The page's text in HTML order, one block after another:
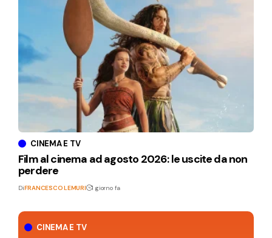
CINEMA E TV
CINEMA E TV
Film al cinema ad agosto 2026: le uscite da non
perdere
DiFRANCESCO LEMURI 1 giorno fa